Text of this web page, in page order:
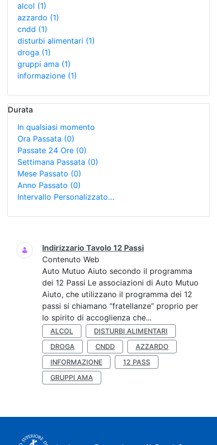
alcol (1)
azzardo (1)
cndd (1)
disturbi alimentari (1)
droga (1)
gruppi ama (1)
informazione (1)
Durata
In qualsiasi momento
Ora Passata (0)
Passate 24 Ore (0)
Settimana Passata (0)
Mese Passato (0)
Anno Passato (0)
Intervallo Personalizzato…
Ricerca
Indirizzario Tavolo 12 Passi
Contenuto Web
Auto Mutuo Aiuto secondo il programma
dei 12 Passi Le associazioni di Auto Mutuo
Aiuto, che utilizzano il programma dei 12
passi si chiamano “fratellanze” proprio per
lo spirito di accoglienza che...
ALCOL
DISTURBI ALIMENTARI
DROGA
CNDD
AZZARDO
INFORMAZIONE
12 PASS
GRUPPI AMA